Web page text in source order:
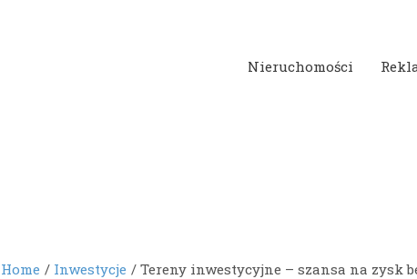
Nieruchomości
Home Inwestycje Tereny inwestycyjne – szansa na zysk